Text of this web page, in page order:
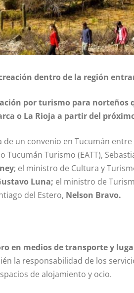
dentro de la región
por turismo para norteños
o La Rioja a partir del
un convenio en Tucumán
Turismo (EATT),
; el ministro de Cultura y
Luna; el ministro de
del Estero, Nelson Bravo.
en medios de transporte y
la responsabilidad de los
de alojamiento y ocio.